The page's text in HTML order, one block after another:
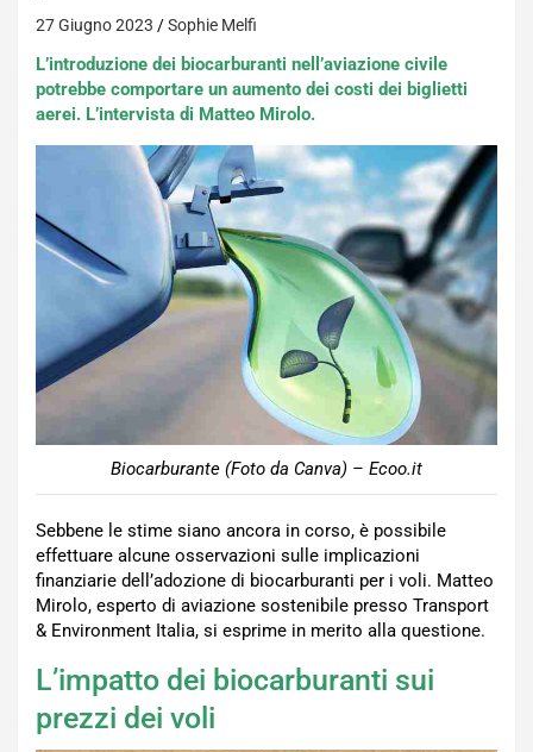
27 Giugno 2023 Sophie Melfi
L’introduzione dei biocarburanti nell’aviazione civile
potrebbe comportare un aumento dei costi dei biglietti
aerei. L’intervista di Matteo Mirolo.
Biocarburante (Foto da Canva) – Ecoo.it
Sebbene le stime siano ancora in corso, è possibile
effettuare alcune osservazioni sulle implicazioni
finanziarie dell’adozione di biocarburanti per i voli. Matteo
Mirolo, esperto di aviazione sostenibile presso Transport
& Environment Italia, si esprime in merito alla questione.
L’impatto dei biocarburanti sui
prezzi dei voli